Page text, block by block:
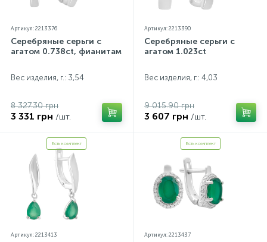
Артикул: 2213376
Серебряные серьги с
агатом 0.738ct, фианитами
Вес изделия, г.: 3,54
8 327.30 грн
3 331 грн /шт.
Артикул: 2213390
Серебряные серьги с
агатом 1.023ct
Вес изделия, г.: 4,03
9 015.90 грн
3 607 грн /шт.
Есть комплект
Артикул: 2213413
Есть комплект
Артикул: 2213437